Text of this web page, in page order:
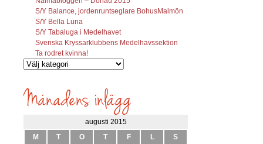
S/Y Balance, jordenruntseglare BohusMalmön
S/Y Bella Luna
S/Y Tabaluga i Medelhavet
Svenska Kryssarklubbens Medelhavssektion
Ta rodret kvinna!
Vilka
söks?
augusti 2015
M
T O T F L
S